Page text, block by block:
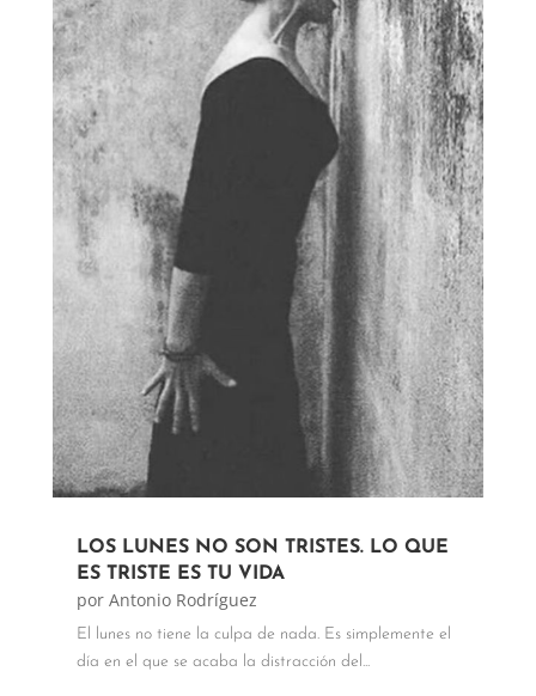
LOS LUNES NO SON TRISTES. LO QUE
ES TRISTE ES TU VIDA
por Antonio Rodríguez
El lunes no tiene la culpa de nada. Es simplemente el
día en el que se acaba la distracción del...